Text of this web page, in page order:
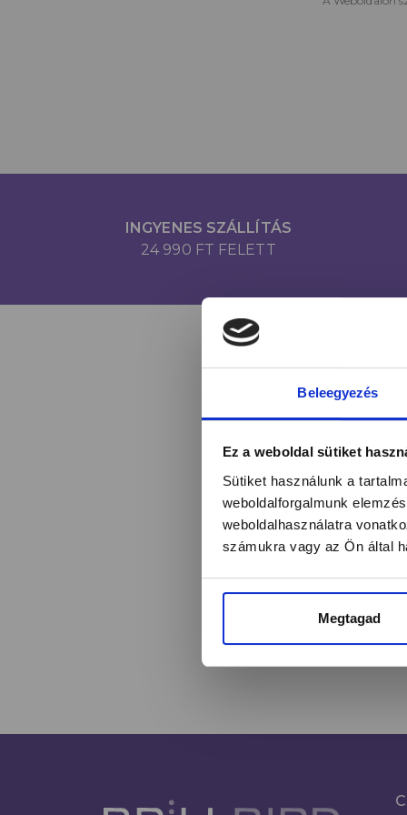
Beleegyezés
Ez a weboldal sütiket
Sütiket használunk a
weboldalforgalmunk
weboldalhasználatra
számukra vagy az Ön által
Megtagad
INGYENES SZÁLLÍTÁS
24 990 FT FELETT
Értesülj egy
Név*